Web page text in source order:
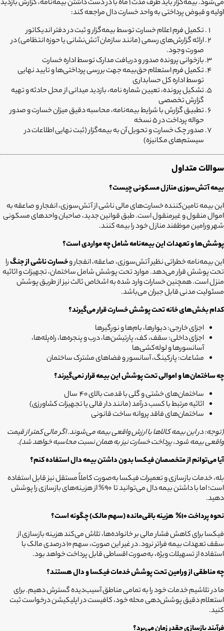
می‌شود. بیمه‌گزار باید ظرف مدت 1 ماه با در دست داشتن بیمه‌نامه، گزارش بازدید
اولیه و قبوض پرداختی به واحد خسارت دال مراجعه کند:
تکمیل فرم اعلام خسارت توسط بیمه‌گزار و ثبت در دفتر اندیکاتور
ارائه گزارش‌های رسمی (مانند سازمان آتش‌نشانی یا حوزه انتظامی) در
صورت وجود.
بازخوانی پرونده صدور و دریافت مدارک توسط اداره خسارت
تکمیل فرم استعلام حق‌بیمه جهت بررسی پرداختی‌ها و تایید نهایی
توسط اداره کل حسابداری
تشکیل پرونده، تعیین شماره نامه، بازدید میدانی از محل حادثه و تهیه
گزارش تخصصی
تطبیق گزارش با شرایط بیمه‌نامه، محاسبه دقیق میزان خسارت و صدور
حواله پرداخت در 5 نسخه
صدور چک خسارت و تحویل آن به بیمه‌گزار (ثبت نهایی اطلاعات در
سیستم‌های مکانیزه)
سوالات متداول
بیمه آتش‌سوزی منازل مسکونی چیست؟
این بیمه تامین‌کننده خسارت‌های مالی ناشی از آتش‌سوزی، انفجار و صاعقه به
اموال منقول و غیرمنقول است. طبق قوانین جدید، صاحبان واحدهای مسکونی
شهر ورامین موظفند منازل خود را بیمه کنند.
پوشش‌ها و تعهدات این بیمه‌نامه شامل چه مواردی است؟
این بیمه‌نامه خطراتی نظیر آتش‌سوزی، صاعقه، انفجار وخسارت ناشی از جنگرا
تحت پوشش قرار می‌دهد. موارد تحت پوشش شامل ساختمان، تجهیزات و اثاثیه
منزل است. همچنین خسارات وارد شده به اشخاص ثالث نیز از طریق پوشش
مسئولیت مدنی قابل جبران می‌باشد.
کدام بخش‌های خانه تحت پوشش خسارت قرار می‌گیرند؟
اجزای خارجی: دیوارها، بام‌ها و نورگیرها
اجزای داخلی: سقف، کف، پارتیشن‌ها، درب و پنجره‌ها، راه‌پله‌ها،
آسانسورها و لوله‌کشی‌ها
مشاعات: پارکینگ، آسانسور و فضاهای مشترک ساختمان
چه ساختمان‌ها و اموالی تحت پوشش این بیمه قرار نمی‌گیرند؟
ساختمان‌های خشتی و گلی با قدمت بالای 40 سال
اثاثیه مرتبط با کسب درآمد (مانند دار قالی یا تجهیزات کشاورزی)
ساختمان‌های فاقد پروانه ساخت قانونی
(توجه: در این بیمه کالاها با ارزش واقعی بیمه می‌شوند. اگر مالی کمتر از قیمت
واقعی بیمه شود، پرداخت خسارت نیز به همان نسبت محاسبه خواهد شد).
آیا می‌توانم از متخصصان فیکسا بدون داشتن بیمه دال استفاده کنم؟
بله، خدمات بازسازی و تعمیرات فیکسا به‌صورت کاملاً مستقل نیز قابل استفاده
است؛ اما با داشتن بیمه دال می‌توانید تا 90% از هزینه‌های بازسازی را پوشش
دهید.
نحوه پرداخت 10%
هزینه باقی‌مانده (سهم مالک) چگونه است؟
فیکسا برای کاهش فشار مالی بر خانواده‌ها، تلاش می‌کند هزینه بازسازی از
سقف تعهدات بیمه فراتر نرود. در غیر این صورت، سهم 10 درصدی مالک با
استفاده از تسهیلات ویژه، به‌صورت اقساطی قابل پرداخت خواهد بود.
چه مناطقی از ورامین تحت پوشش خدمات فیکسا و دال هستند؟
ما در تلاشیم خدمات خود را به تمامی مناطق آسیب‌دیده گسترش دهیم. برای
استعلام دقیق پوشش‌دهی محله خود، کافیست در اپلیکیشن درخواست ثبت
کنید.